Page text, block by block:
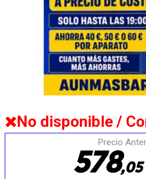
No disponible /
Precio
578,05